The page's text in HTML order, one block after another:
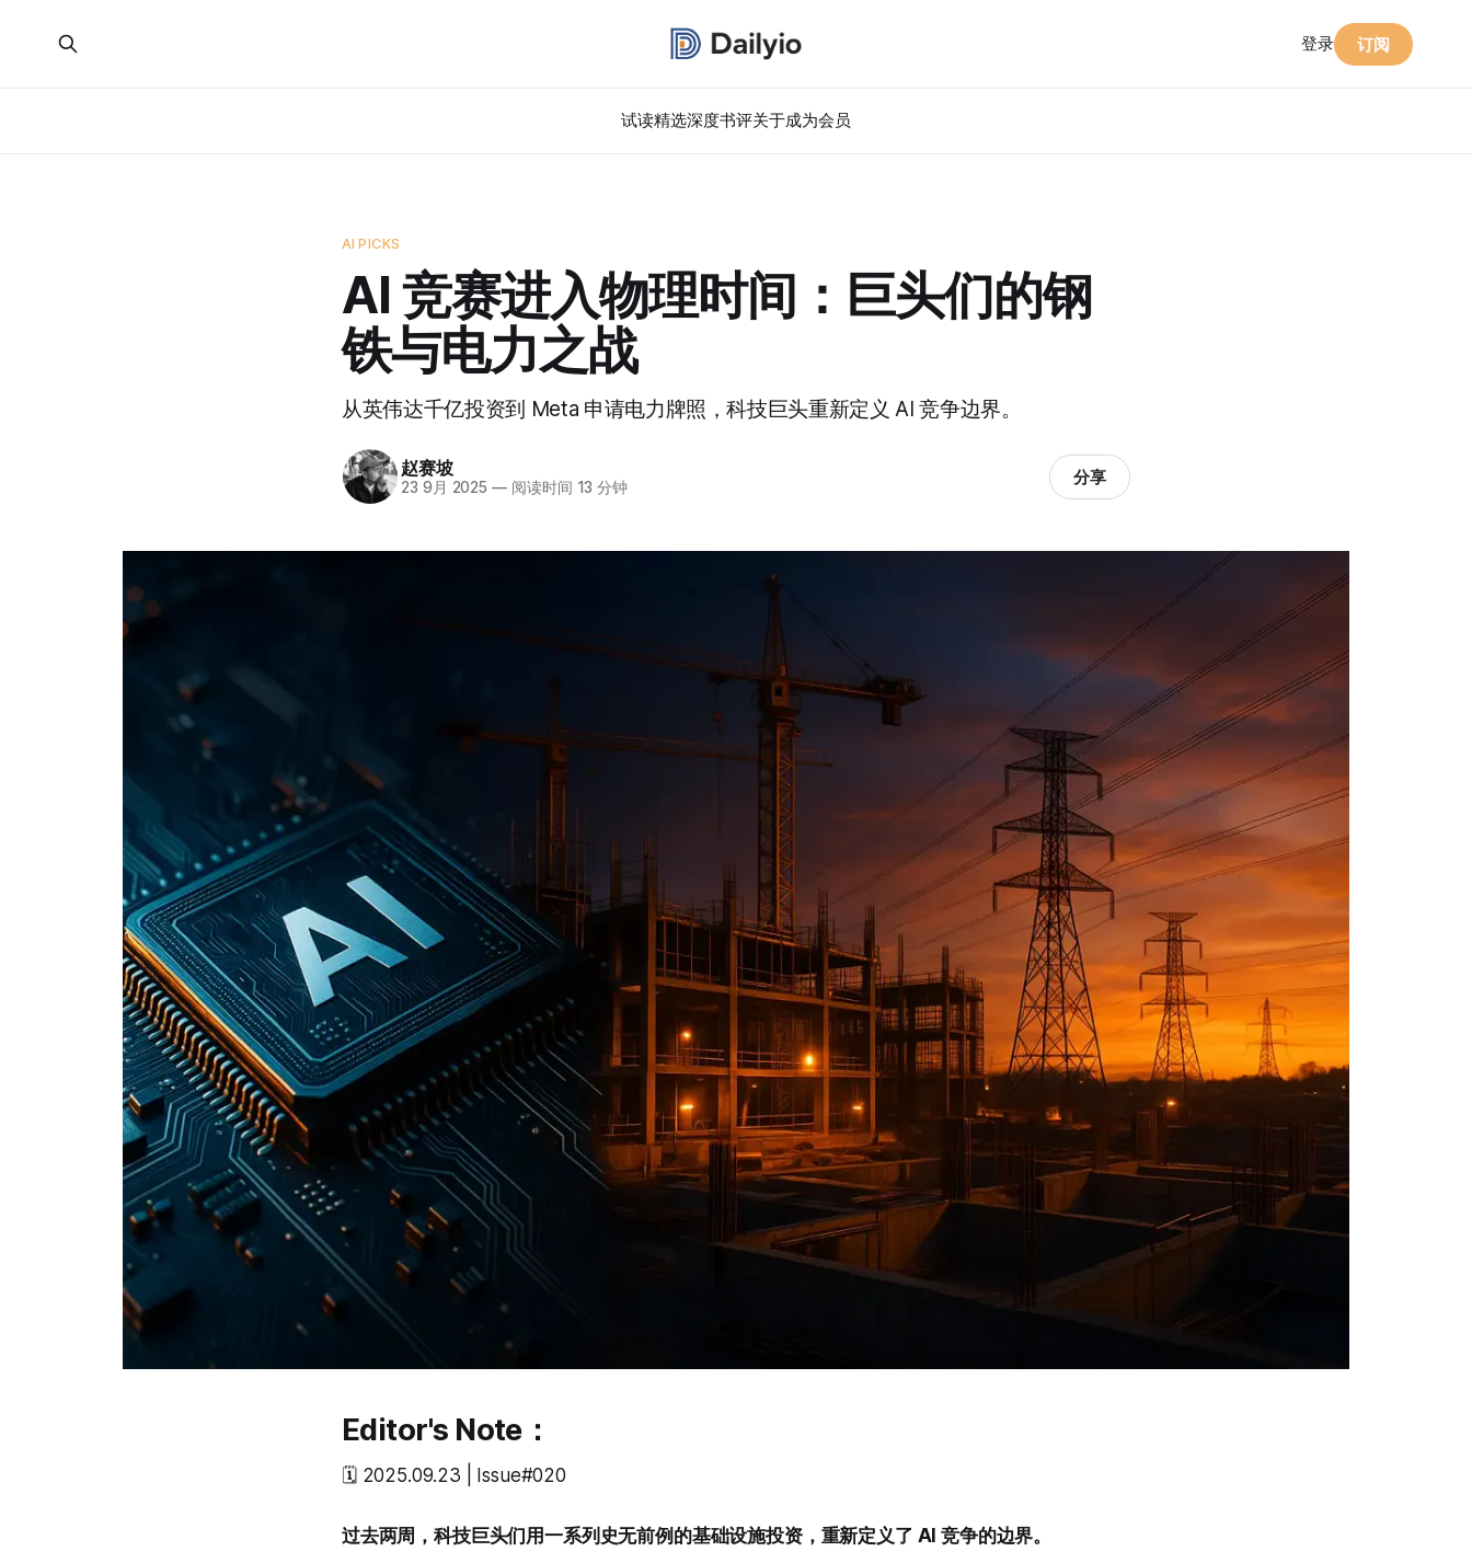
试读精选深度书评关于成为会员
登录 订阅
AI PICKS
AI 竞赛进入物理时间：巨头们的钢
铁与电力之战
从英伟达千亿投资到 Meta 申请电力牌照，科技巨头重新定义 AI 竞争边界。
赵赛坡
23 9月 2025 — 阅读时间 13 分钟 分享
Editor's Note：
🗓️ 2025.09.23 | Issue#020
过去两周，科技巨头们用一系列史无前例的基础设施投资，重新定义了 AI 竞争的边界。